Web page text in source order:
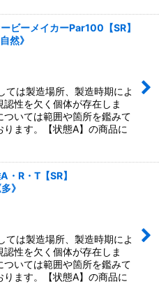
ビーメイカーPar100【SR】
然》
ては製造場所、製造時期によ
認性を欠く個体が存在しま
いては範囲や箇所を鑑みて
ます。【状態A】の商品に
・R・T【SR】
》
ては製造場所、製造時期によ
認性を欠く個体が存在しま
いては範囲や箇所を鑑みて
ます。【状態A】の商品に